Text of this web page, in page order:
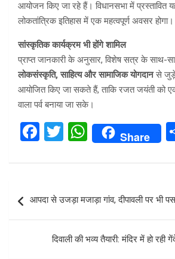
आयोजन किए जा रहे हैं। विधानसभा में प्रस्तावित
लोकतांत्रिक इतिहास में एक महत्वपूर्ण अवसर होगा।
सांस्कृतिक कार्यक्रम भी होंगे शामिल
प्राप्त जानकारी के अनुसार, विशेष सत्र के साथ-
लोकसंस्कृति, साहित्य और सामाजिक योगदानसे जुड़े
आयोजित किए जा सकते हैं, ताकि रजत जयंती को एक
वाला पर्व बनाया जा सके।
F
ce
o
o
T
tt
W
h
at
A
p
p
Share
navigation
आपदा से उजड़ा मजाड़ा गांव, दीपावली पर भी
दिवाली की भव्य तैयारी: मंदिर में हो